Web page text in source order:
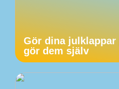
Gör dina
gör dem själv